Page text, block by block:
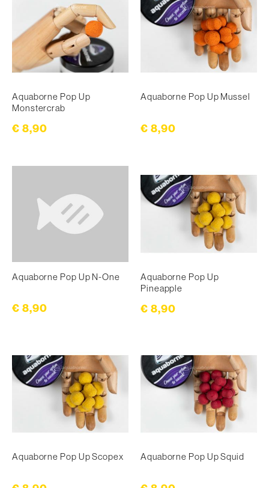
Aquaborne Pop Up
Monstercrab
€ 8,90
Aquaborne Pop Up Mussel
€ 8,90
Aquaborne Pop Up N-One
€ 8,90
Aquaborne Pop Up
Pineapple
€ 8,90
Aquaborne Pop Up Scopex Aquaborne Pop Up Squid